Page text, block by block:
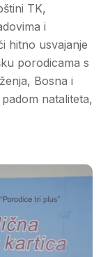
TK,
i
hitno usvajanje
porodicama s
Bosna i
nataliteta,